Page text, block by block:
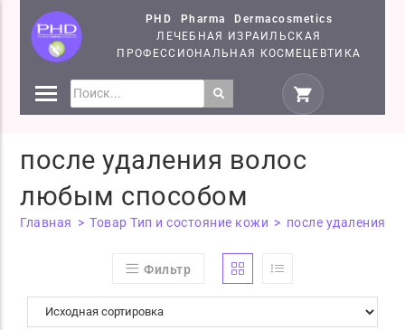
PHD Pharma Dermacosmetics
ЛЕЧЕБНАЯ ИЗРАИЛЬСКАЯ
ПРОФЕССИОНАЛЬНАЯ КОСМЕЦЕВТИКА
СЕМІНАРИ
после удаления волос
любым способом
Главная > Товар Тип и состояние кожи > после удаления
Фильтр